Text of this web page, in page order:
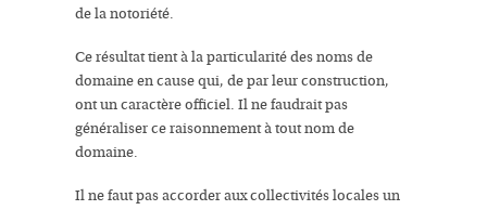
de la notoriété.
Ce résultat tient à la particularité desnoms de
domaineen cause qui, de par leur construction,
ont un caractère officiel. Il ne faudrait pas
généraliser ce raisonnement à tout nom de
domaine.
Il ne faut pas accorder auxcollectivités localesun